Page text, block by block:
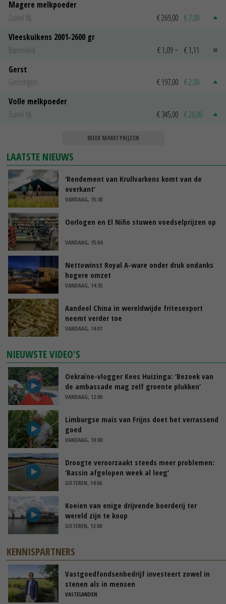
Magere melkpoeder
Zuivel NL
€ 269,00 € 7,00
Vleeskuikens 2001-2600 gr
Barneveld
€ 1,09 ~ € 1,11
Gerst
Groningen
€ 197,00 € 2,00
Volle melkpoeder
Zuivel NL
€ 345,00 € 20,00
MEER MARKTPRIJZEN
LAATSTE NIEUWS
‘Rendement van Krullvarkens komt van de
overkant’
VANDAAG, 15:30
Oorlogen en El Niño stuwen voedselprijzen op
VANDAAG, 15:04
Nettowinst Royal A-ware onder druk ondanks
hogere omzet
VANDAAG, 14:35
Aandeel China in wereldwijde fritesexport
neemt verder toe
VANDAAG, 14:01
NIEUWSTE VIDEO'S
Oekraïne-vlogger Kees Huizinga: ‘Bezoek van
de ambassade mag zelf groente plukken’
VANDAAG, 12:00
Limburgse mais van Frijns doet het verrassend
goed
VANDAAG, 10:00
Droogte veroorzaakt steeds meer problemen:
‘Bassin afgelopen week al leeg’
GISTEREN, 14:06
Koeien van enige drijvende boerderij ter
wereld zijn te koop
GISTEREN, 12:00
KENNISPARTNERS
Vastgoedfondsenbedrijf investeert zowel in
stenen als in mensen
VASTELANDEN